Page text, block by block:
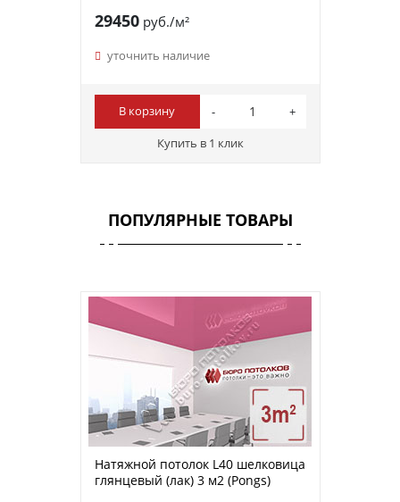
29450руб./м²
уточнить наличие
В корзину
Купить в 1 клик
ПОПУЛЯРНЫЕ ТОВАРЫ
Натяжной потолок L40 шелковица
глянцевый (лак) 3 м2 (Pongs)